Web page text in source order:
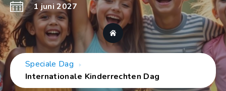
1 juni 2027
Speciale Dag
Internationale Kinderrechten Dag